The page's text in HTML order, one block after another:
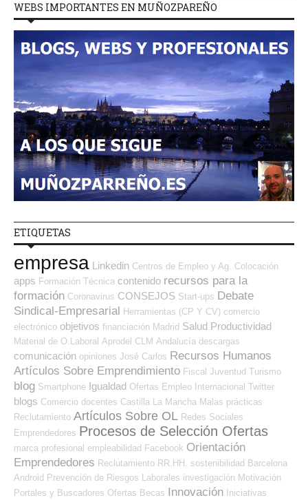
WEBS IMPORTANTES EN MUÑOZPAREÑO
ETIQUETAS
empresa Linkedin Centros de Empleo y Ag. Colocación
apps Formación Técnica contenido recursos para la
formación Coronavirus CONSEJOS Start-ups Debate
Sindical-Empresarial Herramientas (CP Y CV) comercio
electrónico objetivos financiación Madrid Salud Productividad
Material de O.Laboral Aprodel CLM Andalucía descargas
comunicación opiniones José Carlos Recursos Humanos
Artículos Sobre Emprendimiento Fiscal Juventud Turismo
blog Smartphone Igualdad Ofertas Empleo Internacional Twitter
blogs Comercio docentes Castilla La Mancha Malas prácticas
Reclutamiento Artículos Sobre OL Redes Sociales
Emprendedores Procesos de Selección Ofertas
marca profesional empleabilidad Facebook Orientación
Emprendedores Reclutamiento RR.HH. sostenibilidad Barcelona
Android Prevención de Riesgos Laborales investigación Motivación
Portales y Buscadores Ofertas Becas Innovación Iniciativas